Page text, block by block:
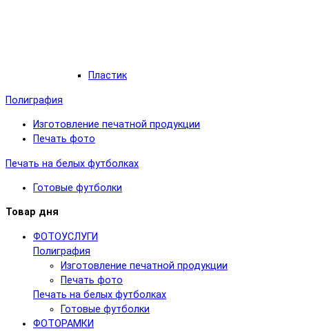
Пластик
Полиграфия
Изготовление печатной продукции
Печать фото
Печать на белых футболках
Готовые футболки
Товар дня
ФОТОУСЛУГИ
Полиграфия
Изготовление печатной продукции
Печать фото
Печать на белых футболках
Готовые футболки
ФОТОРАМКИ